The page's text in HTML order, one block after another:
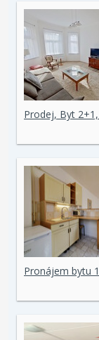
Prodej, Byt
Pronájem bytu